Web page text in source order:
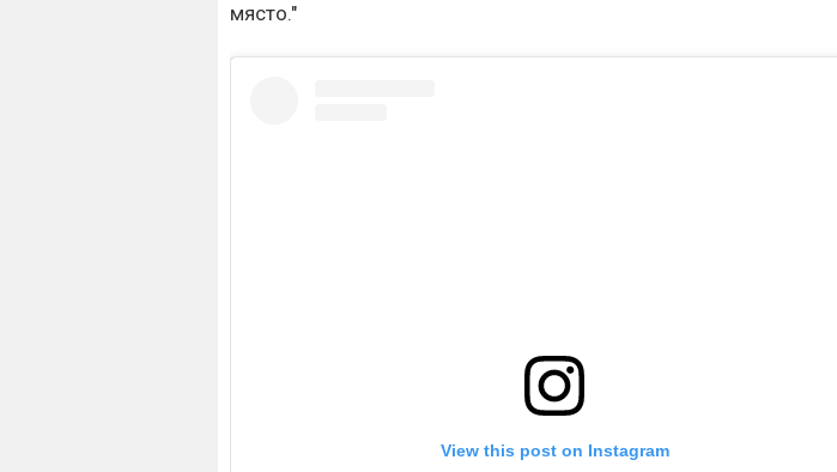
място."
View this post on Instagram